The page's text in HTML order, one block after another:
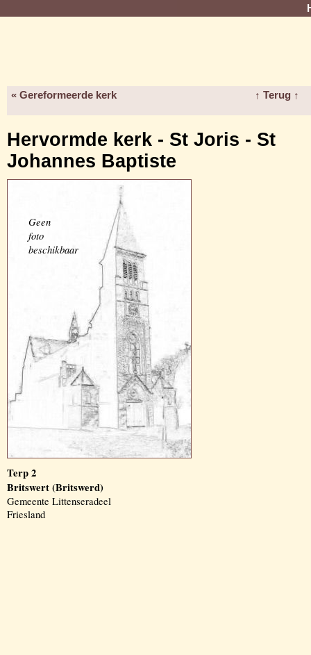
« Gereformeerde kerk ↑ Terug ↑
Hervormde kerk - St Joris - St
Johannes Baptiste
Geen
foto
beschikbaar
Terp 2
Britswert (Britswerd)
Gemeente Littenseradeel
Friesland